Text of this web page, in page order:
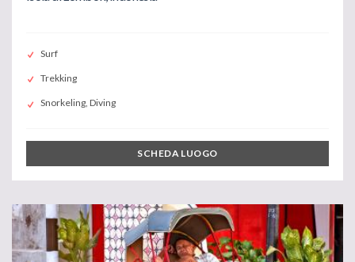
Surf
Trekking
Snorkeling, Diving
SCHEDA LUOGO